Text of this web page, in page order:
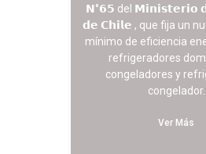
𝗡°𝟲𝟱 del 𝗠𝗶𝗻𝗶𝘀𝘁𝗲𝗿𝗶𝗼
𝗱𝗲 𝗖𝗵𝗶𝗹𝗲 , que fija un
mínimo de eficiencia
refrigeradores
congeladores y
congelador.
Ver Más